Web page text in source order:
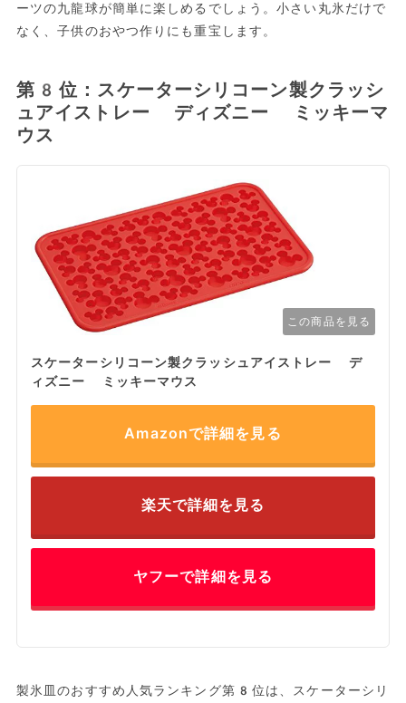
ーツの九龍球が簡単に楽しめるでしょう。小さい丸氷だけで
なく、子供のおやつ作りにも重宝します。
第8位：スケーターシリコーン製クラッシ
ュアイストレー ディズニー ミッキーマ
ウス
この商品を見る
スケーターシリコーン製クラッシュアイストレー デ
ィズニー ミッキーマウス
Amazonで詳細を見る
楽天で詳細を見る
ヤフーで詳細を見る
製氷皿のおすすめ人気ランキング第8位は、スケーターシリ